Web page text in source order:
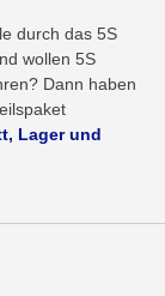
durch das 5S
wollen 5S
Dann haben
Lager und